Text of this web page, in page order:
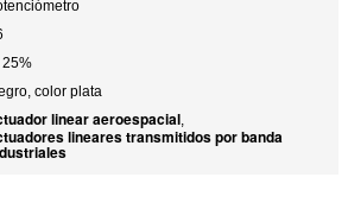
color plata
linear aeroespacial,
lineares transmitidos por banda